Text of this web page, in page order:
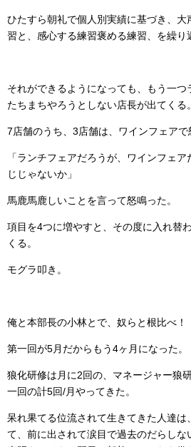
ひたすら朝礼で個人別実績に基づき、大
習と、感心する練習褒める練習、を繰り
それができるようになっても、もう一つ
たちまちやろうとしない店長が出てくる。
7店舗のうち、3店舗は、ワインフェアで
「ランチフェアだろうが、ワインフェ
じじゃないか」
馬鹿馬鹿しいことを言って怒鳴った。
項目を4つに増やすと、その度に入れ替
くる。
モグラ叩き。
俺と本部長の小林とで、奴らと根比べ！
第一回が5月だからもう4ヶ月になった。
狼化研修は月に2回の、マネージャー狼
一回の計5回/月やってきた。
呆れ果てる位流されて生きてきた人達
て、前に出されて涙目で過去のだらし